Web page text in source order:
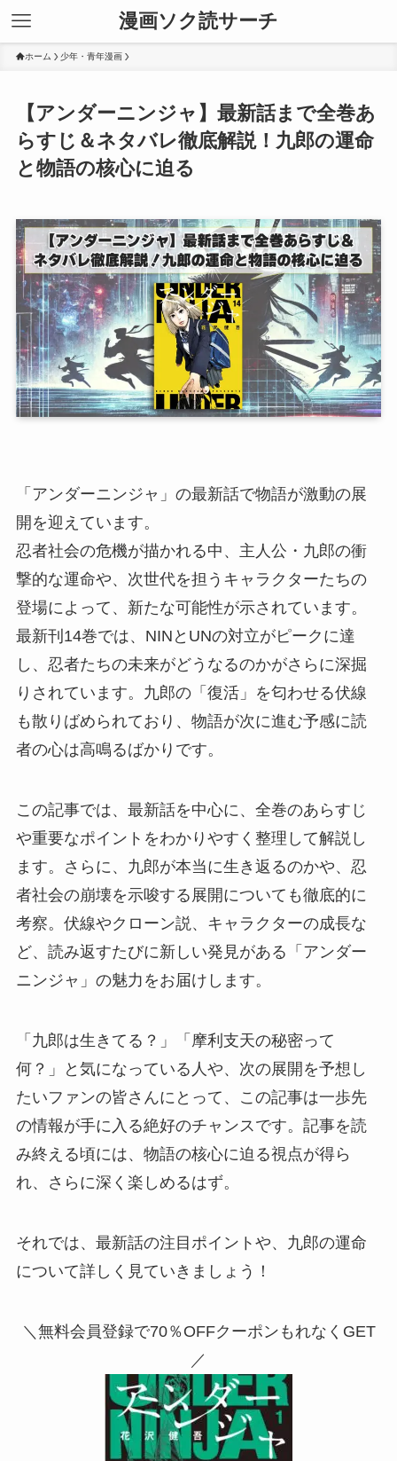
漫画ソク読サーチ
ホーム 少年・青年漫画
【アンダーニンジャ】最新話まで全巻あ
らすじ＆ネタバレ徹底解説！九郎の運命
と物語の核心に迫る
「アンダーニンジャ」の最新話で物語が激動の展
開を迎えています。
忍者社会の危機が描かれる中、主人公・九郎の衝
撃的な運命や、次世代を担うキャラクターたちの
登場によって、新たな可能性が示されています。
最新刊14巻では、NINとUNの対立がピークに達
し、忍者たちの未来がどうなるのかがさらに深掘
りされています。九郎の「復活」を匂わせる伏線
も散りばめられており、物語が次に進む予感に読
者の心は高鳴るばかりです。
この記事では、最新話を中心に、全巻のあらすじ
や重要なポイントをわかりやすく整理して解説し
ます。さらに、九郎が本当に生き返るのかや、忍
者社会の崩壊を示唆する展開についても徹底的に
考察。伏線やクローン説、キャラクターの成長な
ど、読み返すたびに新しい発見がある「アンダー
ニンジャ」の魅力をお届けします。
「九郎は生きてる？」「摩利支天の秘密って
何？」と気になっている人や、次の展開を予想し
たいファンの皆さんにとって、この記事は一歩先
の情報が手に入る絶好のチャンスです。記事を読
み終える頃には、物語の核心に迫る視点が得ら
れ、さらに深く楽しめるはず。
それでは、最新話の注目ポイントや、九郎の運命
について詳しく見ていきましょう！
＼無料会員登録で70％OFFクーポンもれなくGET
／